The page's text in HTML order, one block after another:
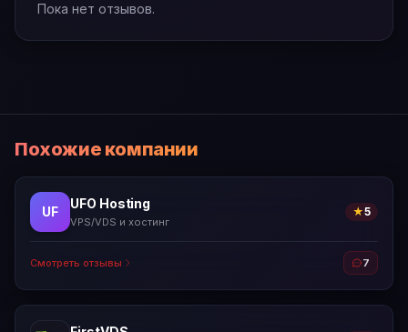
Пока нет отзывов.
Похожие компании
UF
UFO Hosting
VPS/VDS и хостинг
★5
Смотреть отзывы 7